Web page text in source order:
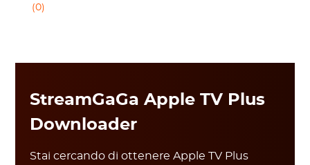
(0)
StreamGaGa Apple TV Plus
Downloader
Stai cercando di ottenere Apple TV Plus